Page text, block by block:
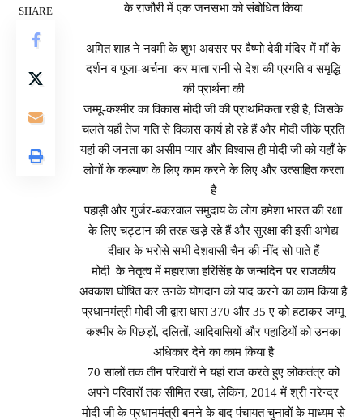
SHARE
के राजौरी में एक जनसभा को संबोधित किया
अमित शाह ने नवमी के शुभ अवसर पर वैष्णो देवी मंदिर में माँ के
दर्शन व पूजा-अर्चना कर माता रानी से देश की प्रगति व समृद्धि
की प्रार्थना की
जम्मू-कश्मीर का विकास मोदी जी की प्राथमिकता रही है, जिसके
चलते यहाँ तेज गति से विकास कार्य हो रहे हैं और मोदी जीके प्रति
यहां की जनता का असीम प्यार और विश्वास ही मोदी जी को यहाँ के
लोगों के कल्याण के लिए काम करने के लिए और उत्साहित करता
है
पहाड़ी और गुर्जर-बकरवाल समुदाय के लोग हमेशा भारत की रक्षा
के लिए चट्टान की तरह खड़े रहे हैं और सुरक्षा की इसी अभेद्य
दीवार के भरोसे सभी देशवासी चैन की नींद सो पाते हैं
मोदी के नेतृत्व में महाराजा हरिसिंह के जन्मदिन पर राजकीय
अवकाश घोषित कर उनके योगदान को याद करने का काम किया है
प्रधानमंत्री मोदी जी द्वारा धारा 370 और 35 ए को हटाकर जम्मू
कश्मीर के पिछड़ों, दलितों, आदिवासियों और पहाड़ियों को उनका
अधिकार देने का काम किया है
70 सालों तक तीन परिवारों ने यहां राज करते हुए लोकतंत्र को
अपने परिवारों तक सीमित रखा, लेकिन, 2014 में श्री नरेन्द्र
मोदी जी के प्रधानमंत्री बनने के बाद पंचायत चुनावों के माध्यम से